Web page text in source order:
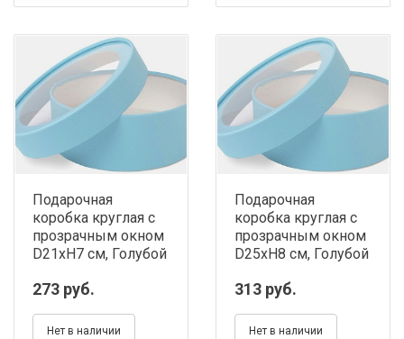
Подарочная
коробка круглая с
прозрачным окном
D21хH7 см, Голубой
273 руб.
Нет в наличии
Подарочная
коробка круглая с
прозрачным окном
D25хH8 см, Голубой
313 руб.
Нет в наличии